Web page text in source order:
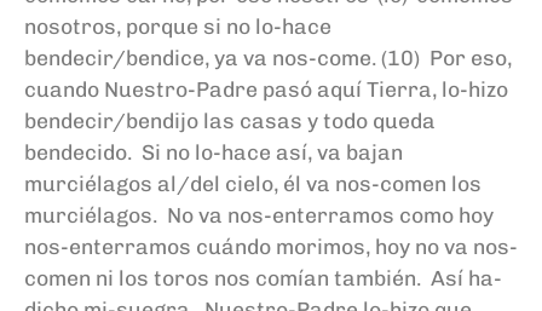
nosotros, porque si no lo-hace
bendecir/bendice, ya va nos-come. (10) Por eso,
cuando Nuestro-Padre pasó aquí Tierra, lo-hizo
bendecir/bendijo las casas y todo queda
bendecido. Si no lo-hace así, va bajan
murciélagos al/del cielo, él va nos-comen los
murciélagos. No va nos-enterramos como hoy
nos-enterramos cuándo morimos, hoy no va nos-
comen ni los toros nos comían también. Así ha-